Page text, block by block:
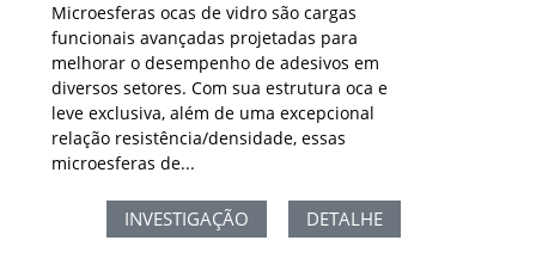
Microesferas ocas de vidro são cargas
funcionais avançadas projetadas para
melhorar o desempenho de adesivos em
diversos setores. Com sua estrutura oca e
leve exclusiva, além de uma excepcional
relação resistência/densidade, essas
microesferas de...
INVESTIGAÇÃO DETALHE